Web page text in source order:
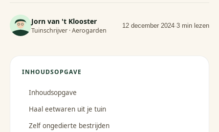
Jorn van 't Klooster
Tuinschrijver · Aerogarden
12 december 2024·3 min lezen
INHOUDSOPGAVE
Inhoudsopgave
Haal eetwaren uit je tuin
Zelf ongedierte bestrijden